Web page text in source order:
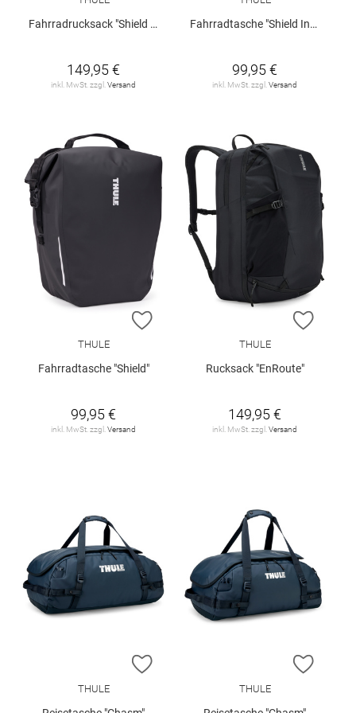
Fahrradrucksack "Shield InLock"
149,95 €
inkl. MwSt. zzgl. Versand
Fahrradtasche "Shield InLock"
99,95 €
inkl. MwSt. zzgl. Versand
ZUR WUNSCHLISTE HINZUFÜGEN
THULE
Fahrradtasche "Shield"
99,95 €
inkl. MwSt. zzgl. Versand
ZUR
THULE
Rucksack "EnRoute"
149,95 €
inkl. MwSt. zzgl. Versand
ZUR WUNSCHLISTE HINZUFÜGEN
THULE
ZUR
THULE